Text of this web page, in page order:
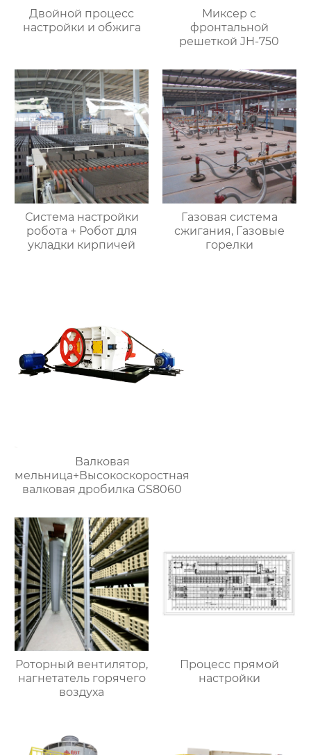
Двойной процесс
настройки и обжига
Миксер с
фронтальной
решеткой JH-750
Система настройки
робота + Робот для
укладки кирпичей
Газовая система
сжигания, Газовые
горелки
Валковая
мельница+Высокоскоростная
валковая дробилка GS8060
Роторный вентилятор,
нагнетатель горячего
воздуха
Процесс прямой
настройки